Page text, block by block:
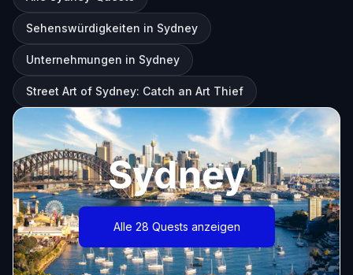
Sehenswürdigkeiten in Sydney
Unternehmungen in Sydney
Street Art of Sydney: Catch an Art Thief
Sydney
Alle 28 Quests anzeigen